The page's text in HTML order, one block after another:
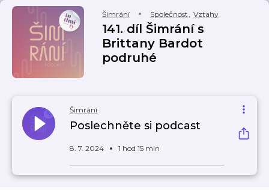
Šimrání Společnost, Vztahy
141. díl Šimrání s
Brittany Bardot
podruhé
Šimrání
Poslechněte si podcast
8. 7. 2024 1 hod 15 min